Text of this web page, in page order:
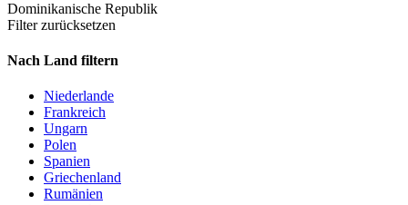
Dominikanische Republik
Filter zurücksetzen
Nach Land filtern
Niederlande
Frankreich
Ungarn
Polen
Spanien
Griechenland
Rumänien